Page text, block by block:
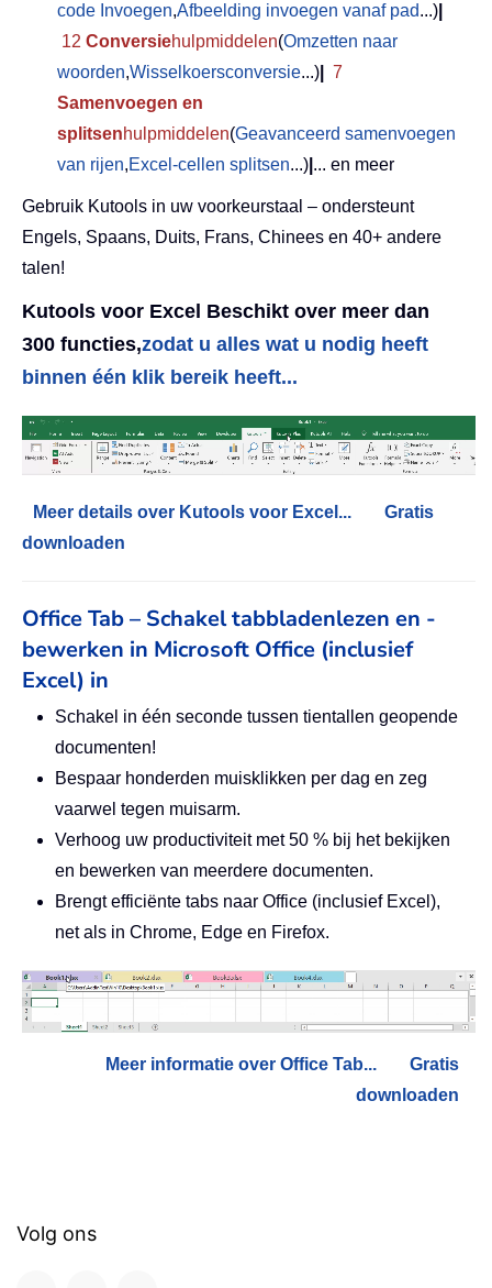
code Invoegen,Afbeelding invoegen vanaf pad...)
12 Conversiehulpmiddelen(Omzetten naar
woorden,Wisselkoersconversie...)
7
Samenvoegen en
splitsenhulpmiddelen(Geavanceerd samenvoegen
van rijen,Excel-cellen splitsen...) ... en meer
Gebruik Kutools in uw voorkeurstaal – ondersteunt
Engels, Spaans, Duits, Frans, Chinees en 40+ andere
talen!
Kutools voor Excel Beschikt over meer dan
300 functies,zodat u alles wat u nodig heeft
binnen één klik bereik heeft...
Meer details over Kutools voor Excel...
Gratis
downloaden
Office Tab – Schakel tabbladenlezen en -
bewerken in Microsoft Office (inclusief
Excel) in
Schakel in één seconde tussen tientallen geopende
documenten!
Bespaar honderden muisklikken per dag en zeg
vaarwel tegen muisarm.
Verhoog uw productiviteit met 50 % bij het bekijken
en bewerken van meerdere documenten.
Brengt efficiënte tabs naar Office (inclusief Excel),
net als in Chrome, Edge en Firefox.
Meer informatie over Office Tab...
Gratis
downloaden
Volg ons